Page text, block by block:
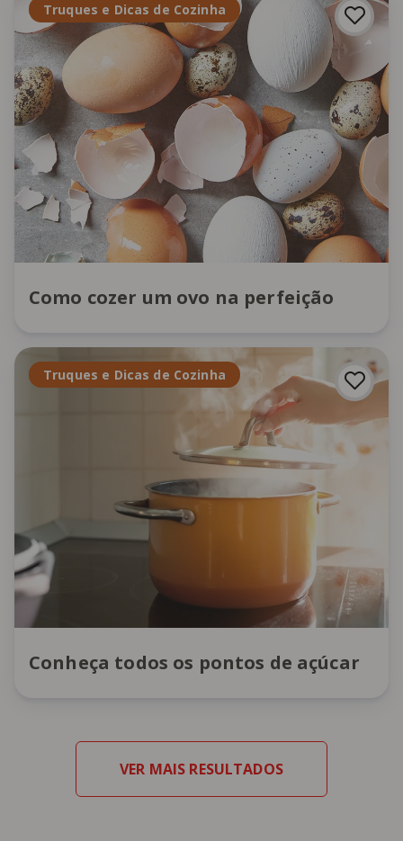
Truques e Dicas de Cozinha
Como cozer um ovo na perfeição
Truques e Dicas de Cozinha
Conheça todos os pontos de açúcar
VER MAIS RESULTADOS